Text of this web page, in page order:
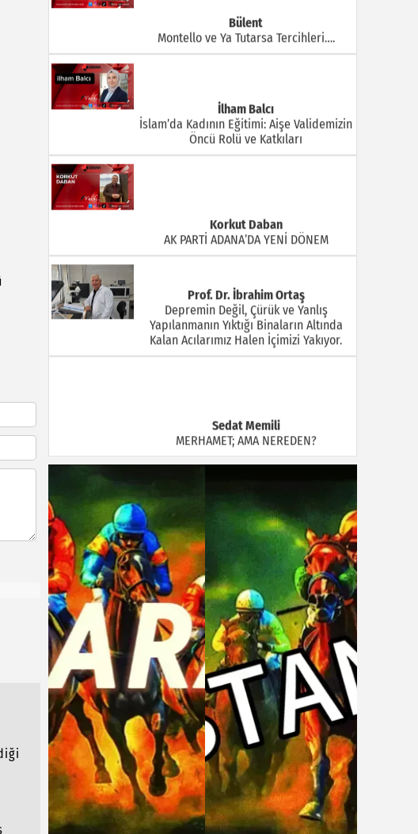
Bülent
Montello ve Ya Tutarsa Tercihleri….
İlham Balcı
İslam’da Kadının Eğitimi: Aişe Validemizin
Öncü Rolü ve Katkıları
Korkut Daban
AK PARTİ ADANA’DA YENİ DÖNEM
Prof. Dr. İbrahim Ortaş
Depremin Değil, Çürük ve Yanlış
Yapılanmanın Yıktığı Binaların Altında
Kalan Acılarımız Halen İçimizi Yakıyor.
Sedat Memili
MERHAMET; AMA NEREDEN?
Ünsal Özdiker
Bunları Biliyor muydunuz?